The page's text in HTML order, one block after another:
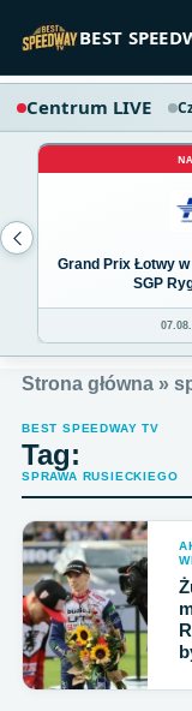
BEST
Centrum LIVE
Grand Prix Łotwy
SGP
Strona główna »
BEST SPEEDWAY TV
Tag:
SPRAWA RUSIECKIEGO